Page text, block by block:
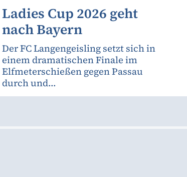
Ladies Cup 2026 geht
nach Bayern
Der FC Langengeisling setzt sich in
einem dramatischen Finale im
Elfmeterschießen gegen Passau
durch und...